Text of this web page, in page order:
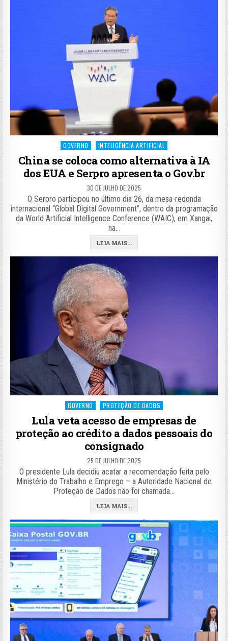
Posted
GOVERNO INTELIGÊNCIA ARTIFICIAL
China se coloca como alternativa à IA
dos EUA e Serpro apresenta o Gov.br
30 DE JULHO DE 2025
O Serpro participou no último dia 26, da mesa-redonda
internacional “Global Digital Government”, dentro da programação
da World Artificial Intelligence Conference (WAIC), em Xangai,
na…
LEIA MAIS...
Posted
GOVERNO PROTEÇÃO DE DADOS
Lula veta acesso de empresas de
proteção ao crédito a dados pessoais do
consignado
25 DE JULHO DE 2025
O presidente Lula decidiu acatar a recomendação feita pelo
Ministério do Trabalho e Emprego – a Autoridade Nacional de
Proteção de Dados não foi chamada…
LEIA MAIS...